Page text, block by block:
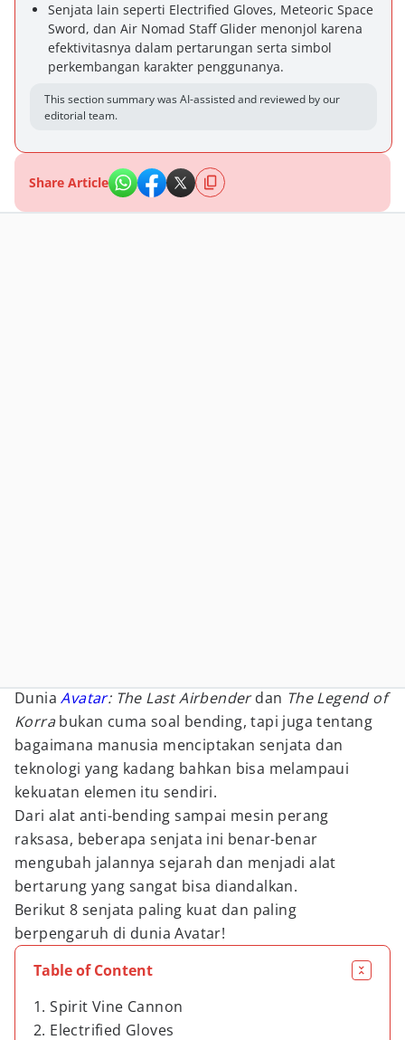
Senjata lain seperti Electrified Gloves, Meteoric Space
Sword, dan Air Nomad Staff Glider menonjol karena
efektivitasnya dalam pertarungan serta simbol
perkembangan karakter penggunanya.
This section summary was AI-assisted and reviewed by our
editorial team.
Share Article
DuniaAvatar: The Last Airbenderdan The Legend of
Korrabukan cuma soal bending, tapi juga tentang
bagaimana manusia menciptakan senjata dan
teknologi yang kadang bahkan bisa melampaui
kekuatan elemen itu sendiri.
Dari alat anti-bending sampai mesin perang
raksasa, beberapa senjata ini benar-benar
mengubah jalannya sejarah dan menjadi alat
bertarung yang sangat bisa diandalkan.
Berikut 8 senjata paling kuat dan paling
berpengaruh di dunia Avatar!
Table of Content
1. Spirit Vine Cannon
2. Electrified Gloves